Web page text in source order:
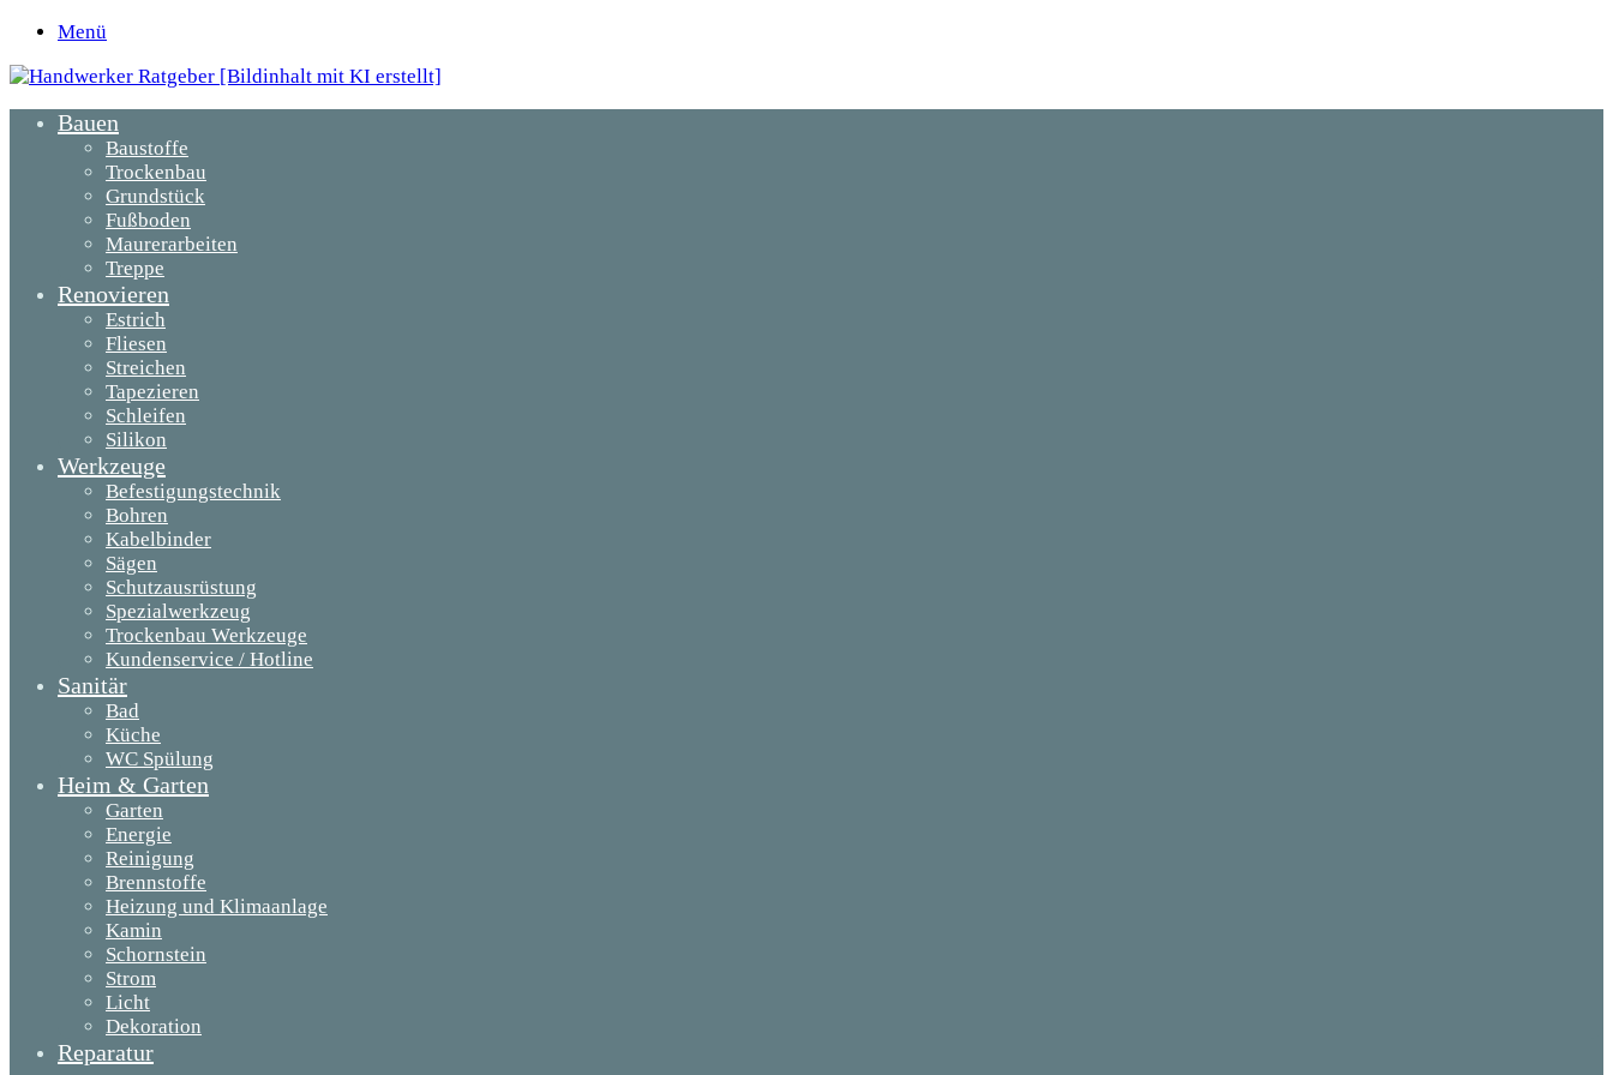
Menü
Bauen
Baustoffe
Trockenbau
Grundstück
Fußboden
Maurerarbeiten
Treppe
Renovieren
Estrich
Fliesen
Streichen
Tapezieren
Schleifen
Silikon
Werkzeuge
Befestigungstechnik
Bohren
Kabelbinder
Sägen
Schutzausrüstung
Spezialwerkzeug
Trockenbau Werkzeuge
Kundenservice / Hotline
Sanitär
Bad
Küche
WC Spülung
Heim & Garten
Garten
Energie
Reinigung
Brennstoffe
Heizung und Klimaanlage
Kamin
Schornstein
Strom
Licht
Dekoration
Reparatur